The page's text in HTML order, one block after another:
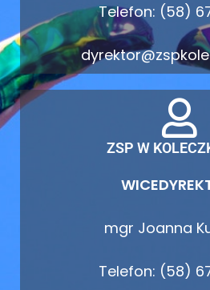
Telefon: (58)
ZSP W
mgr Joanna
Telefon: (58)